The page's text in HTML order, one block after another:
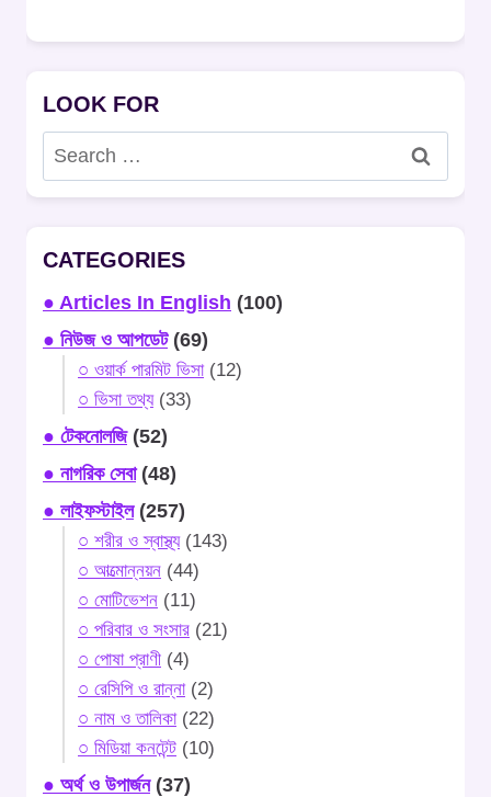
LOOK FOR
Search
for:
CATEGORIES
● Articles In English (100)
● নিউজ ও আপডেট(69)
○ ওয়ার্ক পারমিট ভিসা(12)
○ ভিসা তথ্য(33)
● টেকনোলজি(52)
● নাগরিক সেবা(48)
● লাইফস্টাইল(257)
○ শরীর ও স্বাস্থ্য(143)
○ আত্মোন্নয়ন (44)
○ মোটিভেশন (11)
○ পরিবার ও সংসার (21)
○ পোষা প্রাণী (4)
○ রেসিপি ও রান্না(2)
○ নাম ও তালিকা(22)
○ মিডিয়া কনটেন্ট (10)
● অর্থ ও উপার্জন(37)